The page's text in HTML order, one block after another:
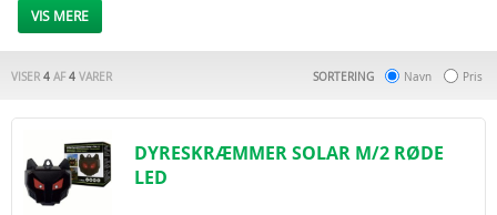
eller omkring bygninger
batteridrevne og netdrevne modeller
HosSkadedyrsfri.dk
vildtskræmmere og
Vi tilbyder:
Billig fragt fra kun 59 kr.
Hurtig levering direkte til døren.
Kvalitetsprodukter testet til danske forhold.
VIS MERE
SORTERING Navn Pris
VISER 4 AF 4 VARER
DYRESKRÆMMER SOLAR M/2 RØDE
LED